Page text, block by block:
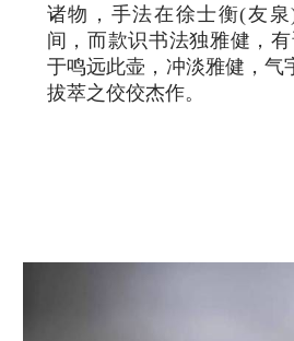
诸物，手法在徐士衡(友
间，而款识书法独雅健，
于鸣远此壶，冲淡雅健，气
拔萃之佼佼杰作。